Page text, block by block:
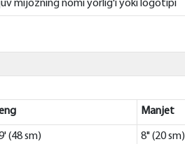
mijozning nomi yorlig'i yoki logotipi
Manjet
(48 sm) 8" (20 sm)